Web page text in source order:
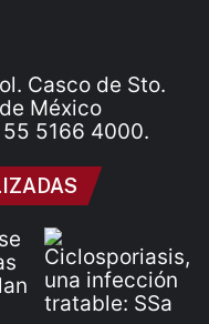
Casco de Sto.
México
5166 4000.